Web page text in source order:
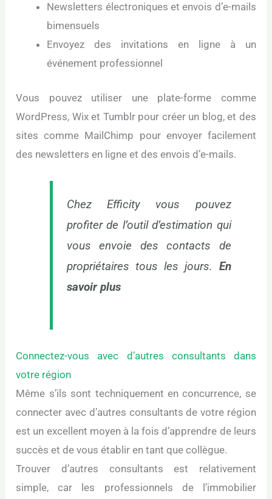
Newsletters électroniques et envois d’e-mails
bimensuels
Envoyez des invitations en ligne à un
événement professionnel
Vous pouvez utiliser une plate-forme comme
WordPress, Wix et Tumblr pour créer un blog, et des
sites comme MailChimp pour envoyer facilement
des newsletters en ligne et des envois d’e-mails.
Chez Efficity vous pouvez
profiter de l’outil d’estimation qui
vous envoie des contacts de
propriétaires tous les jours. En
savoir plus
Connectez-vous avec d’autres consultants dans
votre région
Même s’ils sont techniquement en concurrence, se
connecter avec d’autres consultants de votre région
est un excellent moyen à la fois d’apprendre de leurs
succès et de vous établir en tant que collègue.
Trouver d’autres consultants est relativement
simple, car les professionnels de l’immobilier